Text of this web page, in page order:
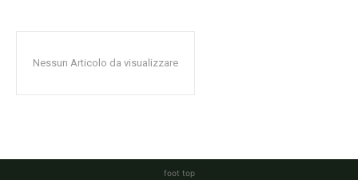
Nessun Articolo da visualizzare
foot top